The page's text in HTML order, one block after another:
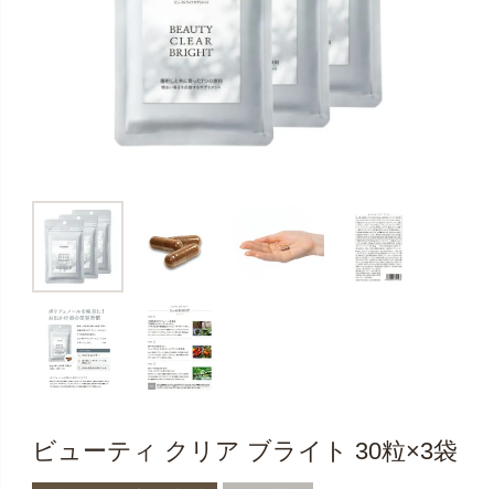
ビューティ クリア ブライト 30粒×3袋